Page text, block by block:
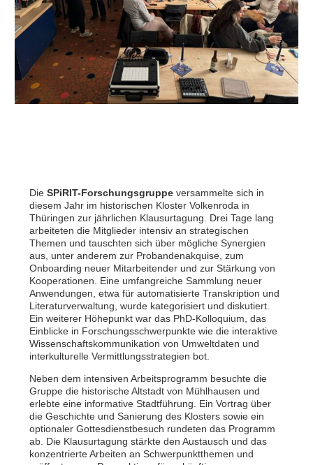
Die SPiRIT-Forschungsgruppe versammelte sich in
diesem Jahr im historischen Kloster Volkenroda in
Thüringen zur jährlichen Klausurtagung. Drei Tage lang
arbeiteten die Mitglieder intensiv an strategischen
Themen und tauschten sich über mögliche Synergien
aus, unter anderem zur Probandenakquise, zum
Onboarding neuer Mitarbeitender und zur Stärkung von
Kooperationen. Eine umfangreiche Sammlung neuer
Anwendungen, etwa für automatisierte Transkription und
Literaturverwaltung, wurde kategorisiert und diskutiert.
Ein weiterer Höhepunkt war das PhD-Kolloquium, das
Einblicke in Forschungsschwerpunkte wie die interaktive
Wissenschaftskommunikation von Umweltdaten und
interkulturelle Vermittlungsstrategien bot.
Neben dem intensiven Arbeitsprogramm besuchte die
Gruppe die historische Altstadt von Mühlhausen und
erlebte eine informative Stadtführung. Ein Vortrag über
die Geschichte und Sanierung des Klosters sowie ein
optionaler Gottesdienstbesuch rundeten das Programm
ab. Die Klausurtagung stärkte den Austausch und das
konzentrierte Arbeiten an Schwerpunktthemen und